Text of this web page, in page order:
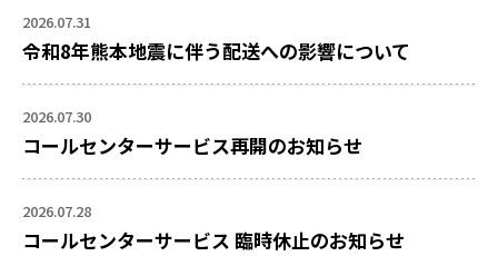
2026.07.31
令和8年熊本地震に伴う配送への影響について
2026.07.30
コールセンターサービス再開のお知らせ
2026.07.28
コールセンターサービス 臨時休止のお知らせ